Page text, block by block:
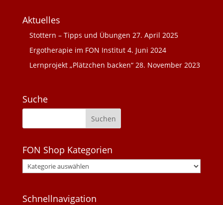
Aktuelles
Stottern – Tipps und Übungen 27. April 2025
Ergotherapie im FON Institut 4. Juni 2024
Lernprojekt „Plätzchen backen“ 28. November 2023
Suche
FON Shop Kategorien
Schnellnavigation